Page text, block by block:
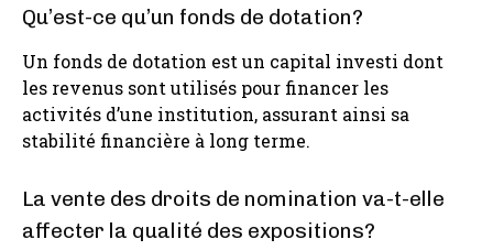
Qu’est-ce qu’un fonds de dotation?
Un fonds de dotation est un capital investi dont
les revenus sont utilisés pour financer les
activités d’une institution, assurant ainsi sa
stabilité financière à long terme.
La vente des droits de nomination va-t-elle
affecter la qualité des expositions?